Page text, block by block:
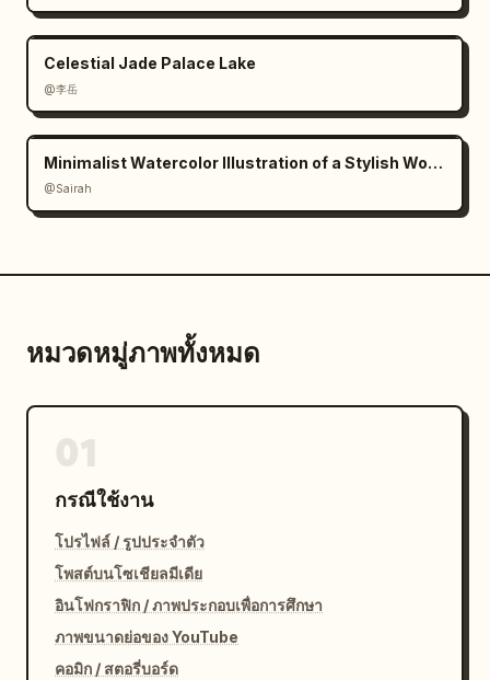
และแผงข้อมูลด้านข้างแบบโมดูลาร์ที่แคบ","mood":"เน้น
ปัญญา, ประณีต, ขับเคลื่อนด้วยกระบวนการ, กูตูร์อาเทลิ
เยร์"}}
Celestial Jade Palace Lake
@李岳
Minimalist Watercolor Illustration of a Stylish Woman
@Sairah
หมวดหมู่ภาพทั้งหมด
กรณีใช้งาน
โปรไฟล์ / รูปประจำตัว
โพสต์บนโซเชียลมีเดีย
อินโฟกราฟิก / ภาพประกอบเพื่อการศึกษา
ภาพขนาดย่อของ YouTube
คอมิก / สตอรี่บอร์ด